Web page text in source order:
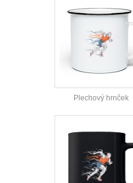
Plechový hrnček